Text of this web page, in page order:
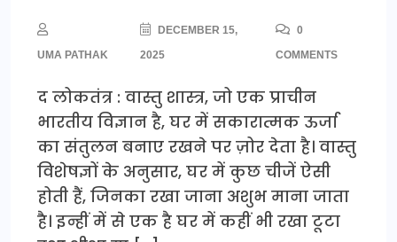
UMA PATHAK
DECEMBER 15,
2025
0
COMMENTS
द लोकतंत्र : वास्तु शास्त्र, जो एक प्राचीन
भारतीय विज्ञान है, घर में सकारात्मक ऊर्जा
का संतुलन बनाए रखने पर ज़ोर देता है। वास्तु
विशेषज्ञों के अनुसार, घर में कुछ चीजें ऐसी
होती हैं, जिनका रखा जाना अशुभ माना जाता
है। इन्हीं में से एक है घर में कहीं भी रखा टूटा